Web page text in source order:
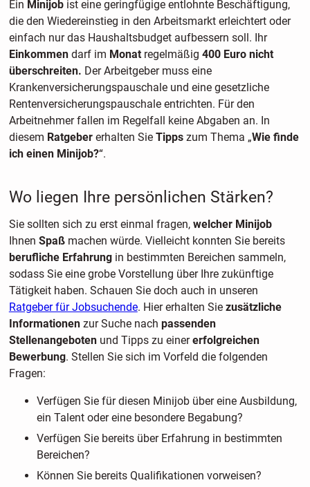
Ein Minijob ist eine geringfügige entlohnte Beschäftigung,
die den Wiedereinstieg in den Arbeitsmarkt erleichtert oder
einfach nur das Haushaltsbudget aufbessern soll. Ihr
Einkommen darf im Monat regelmäßig 400 Euro nicht
überschreiten. Der Arbeitgeber muss eine
Krankenversicherungspauschale und eine gesetzliche
Rentenversicherungspauschale entrichten. Für den
Arbeitnehmer fallen im Regelfall keine Abgaben an. In
diesem Ratgeber erhalten Sie Tipps zum Thema „Wie finde
ich einen Minijob?“.
Wo liegen Ihre persönlichen Stärken?
Sie sollten sich zu erst einmal fragen, welcher Minijob
Ihnen Spaß machen würde. Vielleicht konnten Sie bereits
berufliche Erfahrungin bestimmten Bereichen sammeln,
sodass Sie eine grobe Vorstellung über Ihre zukünftige
Tätigkeit haben. Schauen Sie doch auch in unseren
Ratgeber für Jobsuchende. Hier erhalten Sie zusätzliche
Informationenzur Suche nach passenden
Stellenangebotenund Tipps zu einererfolgreichen
Bewerbung. Stellen Sie sich im Vorfeld die folgenden
Fragen:
Verfügen Sie für diesen Minijob über eine Ausbildung,
ein Talent oder eine besondere Begabung?
Verfügen Sie bereits über Erfahrung in bestimmten
Bereichen?
Können Sie bereits Qualifikationen vorweisen?